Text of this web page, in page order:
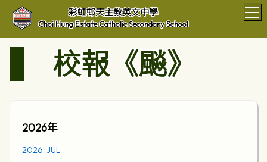
彩虹邨天主教英文中學
Choi Hung Estate Catholic Secondary School
校報《飈》
2026年
2026 JUL